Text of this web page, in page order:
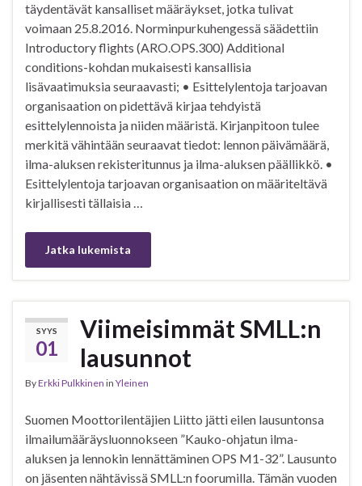
täydentävät kansalliset määräykset, jotka tulivat
voimaan 25.8.2016. Norminpurkuhengessä säädettiin
Introductory flights (ARO.OPS.300) Additional
conditions-kohdan mukaisesti kansallisia
lisävaatimuksia seuraavasti; • Esittelylentoja tarjoavan
organisaation on pidettävä kirjaa tehdyistä
esittelylennoista ja niiden määristä. Kirjanpitoon tulee
merkitä vähintään seuraavat tiedot: lennon päivämäärä,
ilma-aluksen rekisteritunnus ja ilma-aluksen päällikkö. •
Esittelylentoja tarjoavan organisaation on määriteltävä
kirjallisesti tällaisia …
Jatka lukemista
SYYS
01
Viimeisimmät SMLL:n
lausunnot
ByErkki Pulkkinen in Yleinen
Suomen Moottorilentäjien Liitto jätti eilen lausuntonsa
ilmailumääräysluonnokseen ”Kauko-ohjatun ilma-
aluksen ja lennokin lennättäminen OPS M1-32”. Lausunto
on jäsenten nähtävissä SMLL:n foorumilla. Tämän vuoden